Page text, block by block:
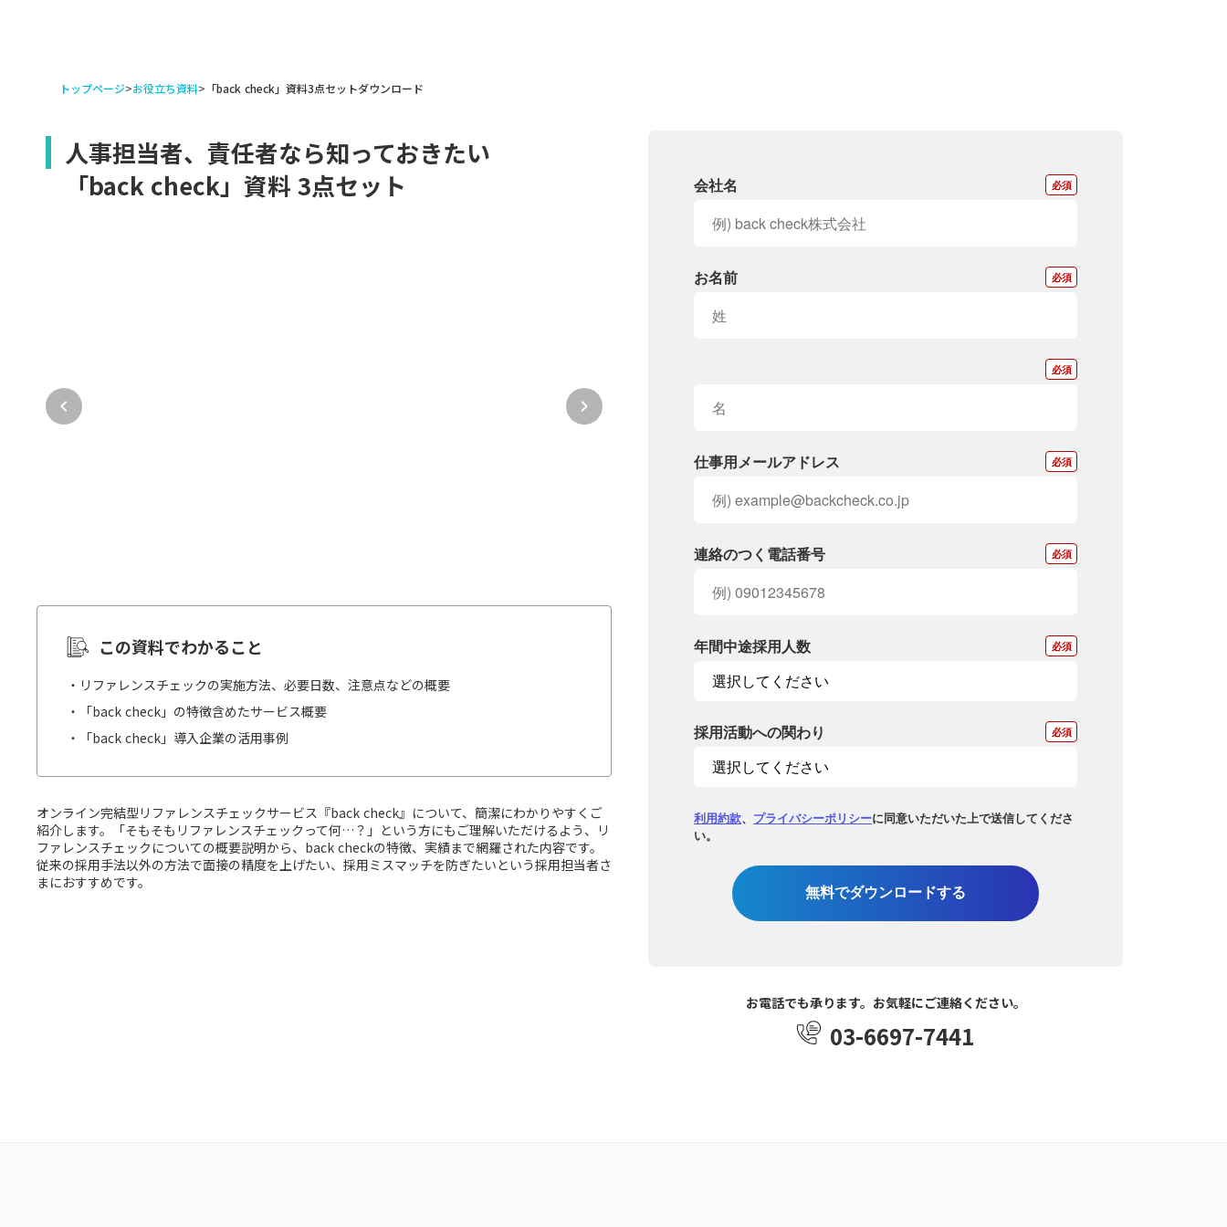
トップページ>お役立ち資料> 「back check」資料3点セットダウンロード
人事担当者、責任者なら知っておきたい
「back check」資料 3点セット
keyboard_arrow_left keyboard_arrow_right
この資料でわかること
・リファレンスチェックの実施方法、必要日数、注意点などの概要
・「back check」の特徴含めたサービス概要
・「back check」導入企業の活用事例
オンライン完結型リファレンスチェックサービス『back check』について、簡潔にわかりやすくご
紹介します。「そもそもリファレンスチェックって何…？」という方にもご理解いただけるよう、リ
ファレンスチェックについての概要説明から、back checkの特徴、実績まで網羅された内容です。
従来の採用手法以外の方法で面接の精度を上げたい、採用ミスマッチを防ぎたいという採用担当者さ
まにおすすめです。
*
会社名
*
お名前
*
*
仕事用メールアドレス
*
連絡のつく電話番号
*
年間中途採用人数
*
採用活動への関わり
利用約款、 プライバシーポリシーに同意いただいた上で送信してくださ
い。
無料でダウンロードする
お電話でも承ります。お気軽にご連絡ください。
03-6697-7441